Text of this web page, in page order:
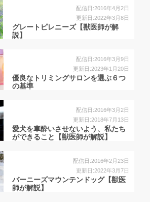
配信日:2016年4月2日
更新日:2022年3月8日
グレートピレニーズ【獣医師が解
説】
配信日:2016年3月9日
更新日:2023年1月20日
優良なトリミングサロンを選ぶ６つ
の基準
配信日:2016年3月2日
更新日:2018年7月13日
愛犬を車酔いさせないよう、私たち
ができること【獣医師が解説】
配信日:2016年2月23日
更新日:2022年3月7日
バーニーズマウンテンドッグ【獣医
師が解説】